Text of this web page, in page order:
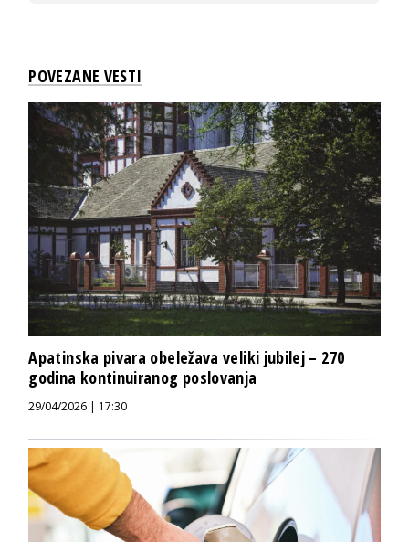
POVEZANE VESTI
Apatinska pivara obeležava veliki jubilej – 270
godina kontinuiranog poslovanja
29/04/2026 | 17:30